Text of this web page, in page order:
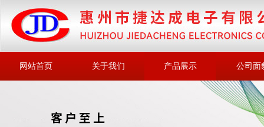
网站首页 关于我们 产品展示 公司面